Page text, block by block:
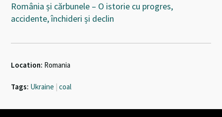
România și cărbunele – O istorie cu progres,
accidente, închideri și declin
Location: Romania
Tags: Ukraine | coal